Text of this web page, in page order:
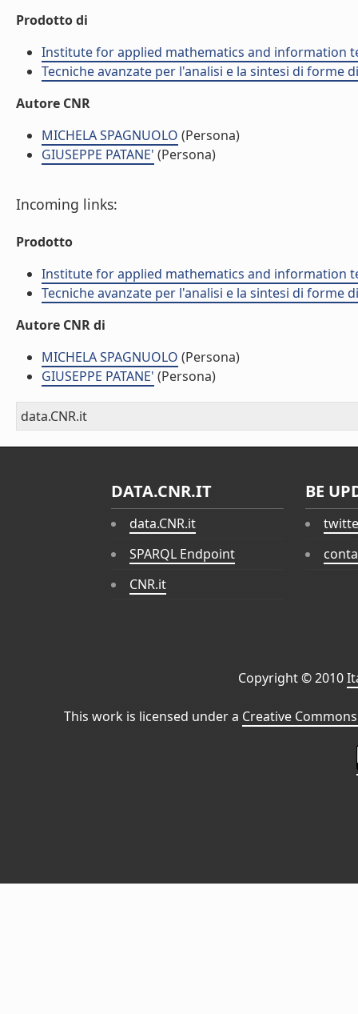
Prodotto di
Institute for applied mathematics and information
Tecniche avanzate per l'analisi e la sintesi di forme
Autore CNR
MICHELA SPAGNUOLO (Persona)
GIUSEPPE PATANE' (Persona)
Incoming links:
Prodotto
Institute for applied mathematics and information
Tecniche avanzate per l'analisi e la sintesi di forme
Autore CNR di
MICHELA SPAGNUOLO (Persona)
GIUSEPPE PATANE' (Persona)
data.CNR.it
DATA.CNR.IT
data.CNR.it
SPARQL Endpoint
CNR.it
BE
Copyright © 2010
This work is licensed under a Creative